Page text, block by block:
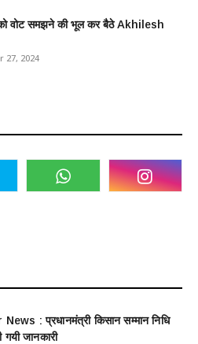
वोट समझने की भूल कर बैठे Akhilesh
27, 2024
: ​प्रधानमंत्री किसान सम्मान निधि
गयी जानकारी